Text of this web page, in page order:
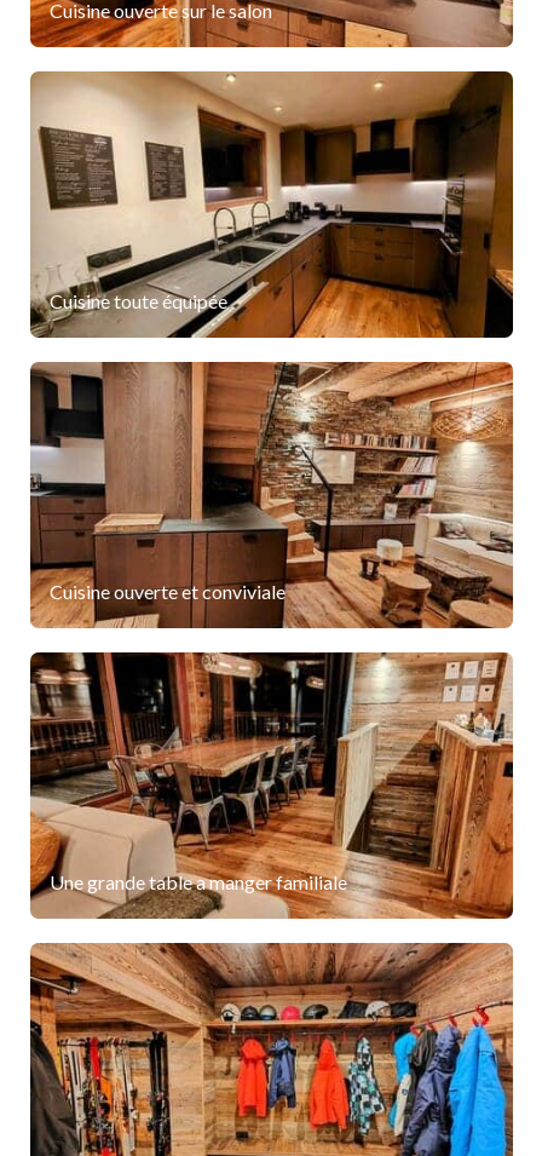
Cuisine ouverte sur le salon
Cuisine toute équipée
Cuisine ouverte et conviviale
Une grande table a manger familiale